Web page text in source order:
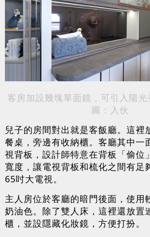
客房加設幾塊單面鏡，可引入陽光
圖：入伙
兒子的房間對出就是客飯廳。這裡
餐桌，旁邊有收納櫃。客廳其中一
視背板，設計師特意在背板「偷位
寬度，讓電視背板和梳化之間有足
65吋大電視。
主人房位於客廳的暗門後面，使用
奶油色。除了雙人床，這裡還放置
櫃，並設隱藏化妝鏡，方便打扮。